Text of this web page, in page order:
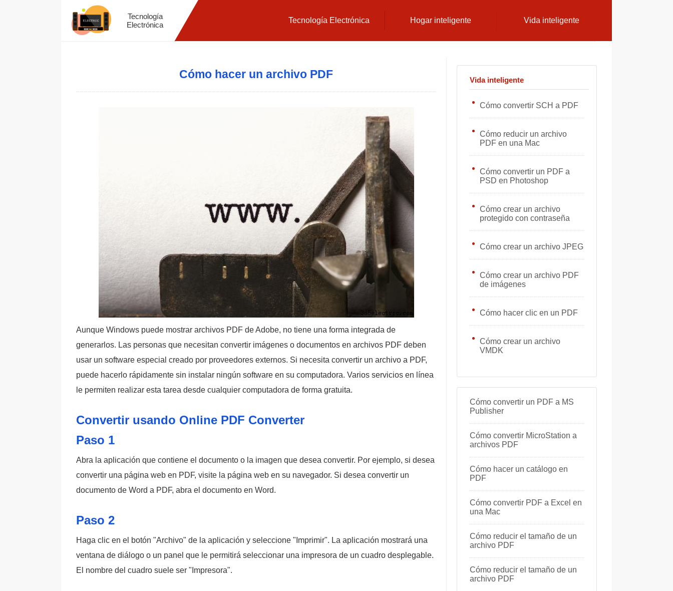
Tecnología
Electrónica
Tecnología Electrónica Hogar inteligente Vida inteligente
Cómo hacer un archivo PDF
Aunque Windows puede mostrar archivos PDF de Adobe, no tiene una forma integrada de
generarlos. Las personas que necesitan convertir imágenes o documentos en archivos PDF deben
usar un software especial creado por proveedores externos. Si necesita convertir un archivo a PDF,
puede hacerlo rápidamente sin instalar ningún software en su computadora. Varios servicios en línea
le permiten realizar esta tarea desde cualquier computadora de forma gratuita.
Convertir usando Online PDF Converter
Paso 1
Abra la aplicación que contiene el documento o la imagen que desea convertir. Por ejemplo, si desea
convertir una página web en PDF, visite la página web en su navegador. Si desea convertir un
documento de Word a PDF, abra el documento en Word.
Paso 2
Haga clic en el botón "Archivo" de la aplicación y seleccione "Imprimir". La aplicación mostrará una
ventana de diálogo o un panel que le permitirá seleccionar una impresora de un cuadro desplegable.
El nombre del cuadro suele ser "Impresora".
Vida inteligente
Cómo convertir SCH a PDF
Cómo reducir un archivo
PDF en una Mac
Cómo convertir un PDF a
PSD en Photoshop
Cómo crear un archivo
protegido con contraseña
Cómo crear un archivo JPEG
Cómo crear un archivo PDF
de imágenes
Cómo hacer clic en un PDF
Cómo crear un archivo
VMDK
Cómo convertir un PDF a MS
Publisher
Cómo convertir MicroStation a
archivos PDF
Cómo hacer un catálogo en
PDF
Cómo convertir PDF a Excel en
una Mac
Cómo reducir el tamaño de un
archivo PDF
Cómo reducir el tamaño de un
archivo PDF